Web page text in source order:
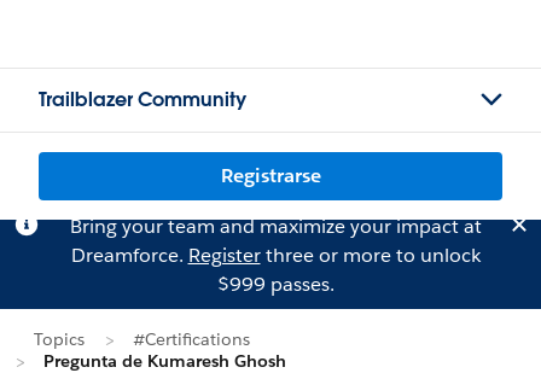
Trailblazer Community
Registrarse
Bring your team and maximize your impact at
Dreamforce. Registerthree or more to unlock
$999 passes.
Topics
#Certifications
Pregunta de Kumaresh Ghosh